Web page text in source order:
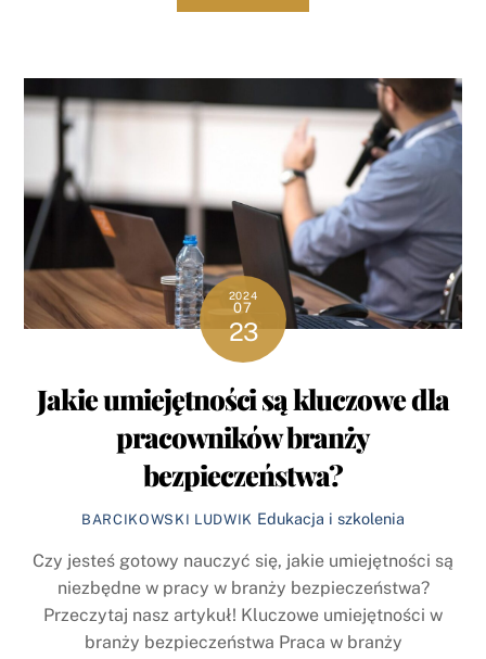
2024
07
23
Jakie umiejętności są kluczowe dla
pracowników branży
bezpieczeństwa?
BARCIKOWSKI LUDWIK Edukacja i szkolenia
Czy jesteś gotowy nauczyć się, jakie umiejętności są
niezbędne w pracy w branży bezpieczeństwa?
Przeczytaj nasz artykuł! Kluczowe umiejętności w
branży bezpieczeństwa Praca w branży